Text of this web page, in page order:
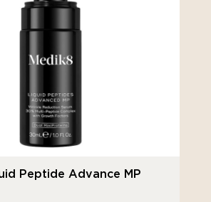
Peptide Advance MP